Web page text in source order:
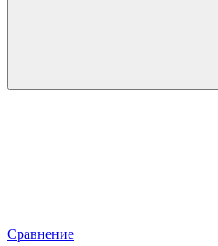
Сравнение